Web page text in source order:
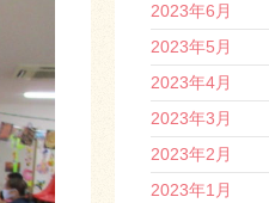
2023年6月
2023年5月
2023年4月
2023年3月
2023年2月
2023年1月